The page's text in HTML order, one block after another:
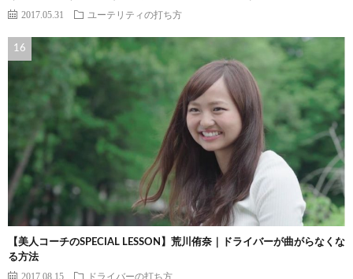
2017.05.31 ユーテリティの打ち方
【美人コーチのSPECIAL LESSON】荒川侑奈｜ドライバーが曲がらなくな
る方法
2017.08.15 ドライバーの打ち方